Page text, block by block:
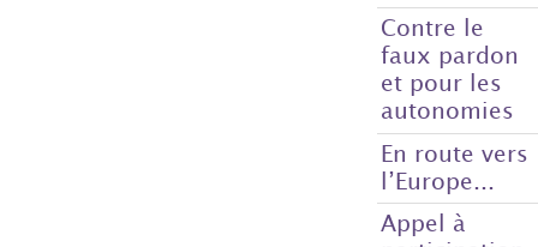
Contre le
faux pardon
et pour les
autonomies
En route vers
l’Europe...
Appel à